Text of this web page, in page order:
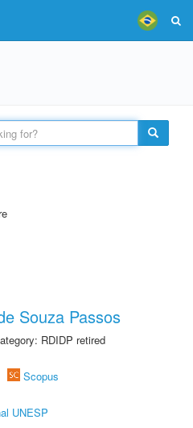
Souza Passos
RDIDP retired
Scopus
UNESP